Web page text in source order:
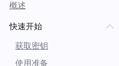
概述
快速开始
获取密钥
使用准备